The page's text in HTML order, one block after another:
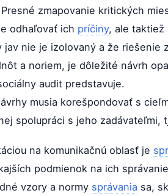
zmapovanie kritických
odhaľovať ich príčiny, ale taktiež
nie je izolovaný a že
a noriem, je dôležité návrh
audit predstavuje.
musia korešpondovať s
spolupráci s jeho zadávateľmi,
na komunikačnú oblasť je
podmienok na ich
vzory a normy správania sa,